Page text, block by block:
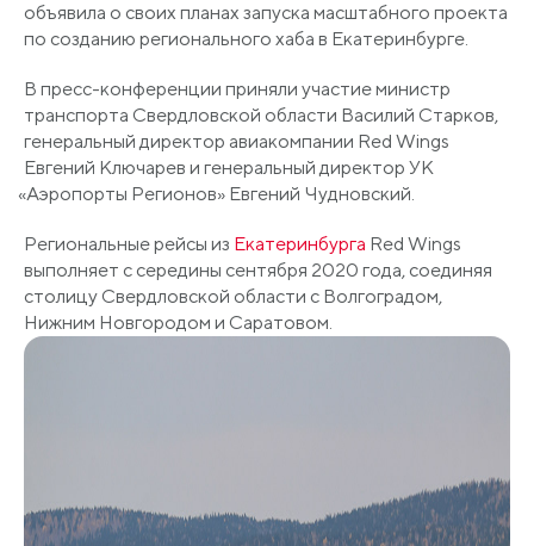
объявила о своих планах запуска масштабного проекта
по созданию регионального хаба в Екатеринбурге.
В пресс-конференции приняли участие министр
транспорта Свердловской области Василий Старков,
генеральный директор авиакомпании Red Wings
Евгений Ключарев и генеральный директор УК
«Аэропорты Регионов» Евгений Чудновский.
Региональные рейсы из Екатеринбурга Red Wings
выполняет с середины сентября 2020 года, соединяя
столицу Свердловской области с Волгоградом,
Нижним Новгородом и Саратовом.